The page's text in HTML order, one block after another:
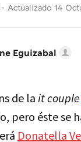
Actualizado 14
Eguizabal
de la it couple
pero éste se
Donatella